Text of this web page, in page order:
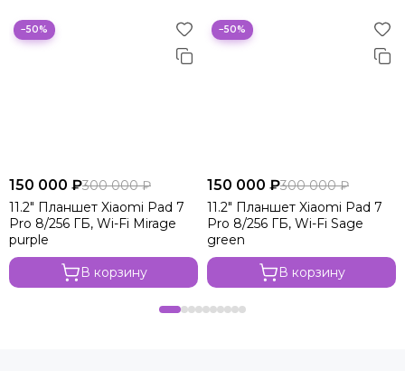
−50%
150 000 ₽300 000 ₽
11.2" Планшет Xiaomi Pad 7
Pro 8/256 ГБ, Wi-Fi Mirage
purple
В корзину
−50%
150 000 ₽300 000 ₽
11.2" Планшет Xiaomi Pad 7
Pro 8/256 ГБ, Wi-Fi Sage
green
В корзину